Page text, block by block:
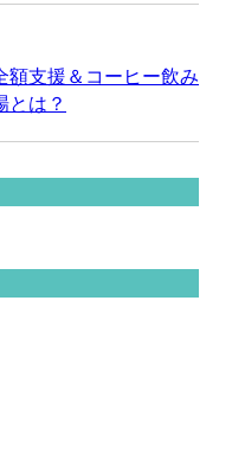
額支援＆コーヒー飲み
とは？